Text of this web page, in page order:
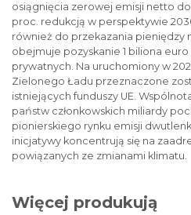
osiągnięcia zerowej emisji netto do
proc. redukcją w perspektywie
również do przekazania pieniędzy
obejmuje pozyskanie 1 biliona
prywatnych. Na uruchomiony w
Zielonego Ładu przeznaczone
istniejących funduszy UE.
państw członkowskich miliardy
pionierskiego rynku emisji
inicjatywy koncentrują się na
powiązanych ze zmianami klimatu.
Więcej produkują